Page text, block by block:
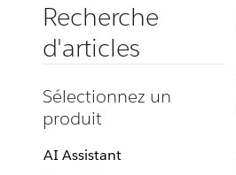
Recherche
d'articles
Sélectionnez un
produit
AI Assistant